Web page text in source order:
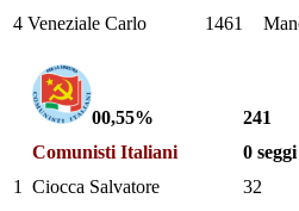
4 Veneziale Carlo 1461
00,55% 241
Comunisti Italiani
0 seggi
1
Ciocca Salvatore 32